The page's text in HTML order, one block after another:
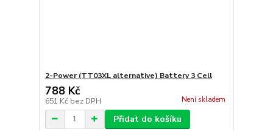
2-Power (TT03XL alternative) Battery 3 Cell
788 Kč
651 Kč bez DPH Není skladem
Přidat do košíku